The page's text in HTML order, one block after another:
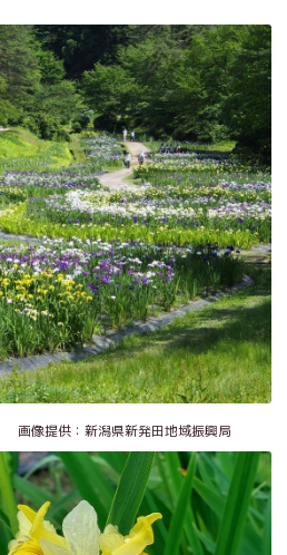
画像提供：新潟県新発田地域振興局